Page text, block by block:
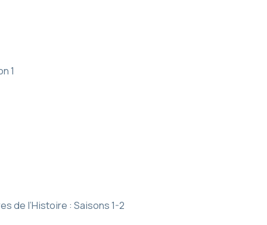
1
de l’Histoire : Saisons 1-2